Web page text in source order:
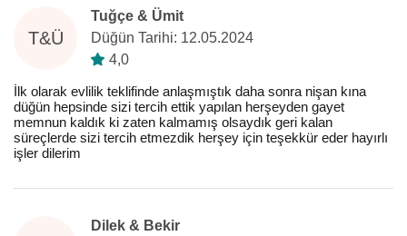
T&Ü
Tuğçe & Ümit
Düğün Tarihi: 12.05.2024
4,0
İlk olarak evlilik teklifinde anlaşmıştık daha sonra nişan kına
düğün hepsinde sizi tercih ettik yapılan herşeyden gayet
memnun kaldık ki zaten kalmamış olsaydık geri kalan
süreçlerde sizi tercih etmezdik herşey için teşekkür eder hayırlı
işler dilerim
Dilek & Bekir